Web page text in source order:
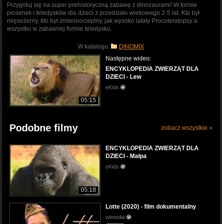
Przygotuj się na super prehistoryczną zabawę z dinozaurami! W formie
piosenek i teledysków dla dzieci z przedziału wiekowego 2-5 lat. Kto był
mięsożerny, kto był zmiennocieplny, jak wysoko latały Procoteratopsy a
wszystko w zabawnej formie teledysku.
W katalogu: DINOMIX
05:15
Następne wideo:
ENCYKLOPEDIA ZWIERZĄT DLA
DZIECI - Lew
eKids
Podobne filmy zobacz wszystkie »
05:18
ENCYKLOPEDIA ZWIERZĄT DLA
DZIECI - Małpa
eKids
Lotte (2020) - film dokumentalny
wlmedia